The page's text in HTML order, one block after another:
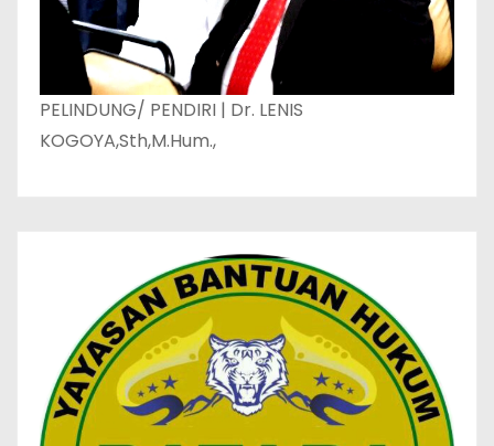
PELINDUNG/ PENDIRI | Dr. LENIS
KOGOYA,Sth,M.Hum.,